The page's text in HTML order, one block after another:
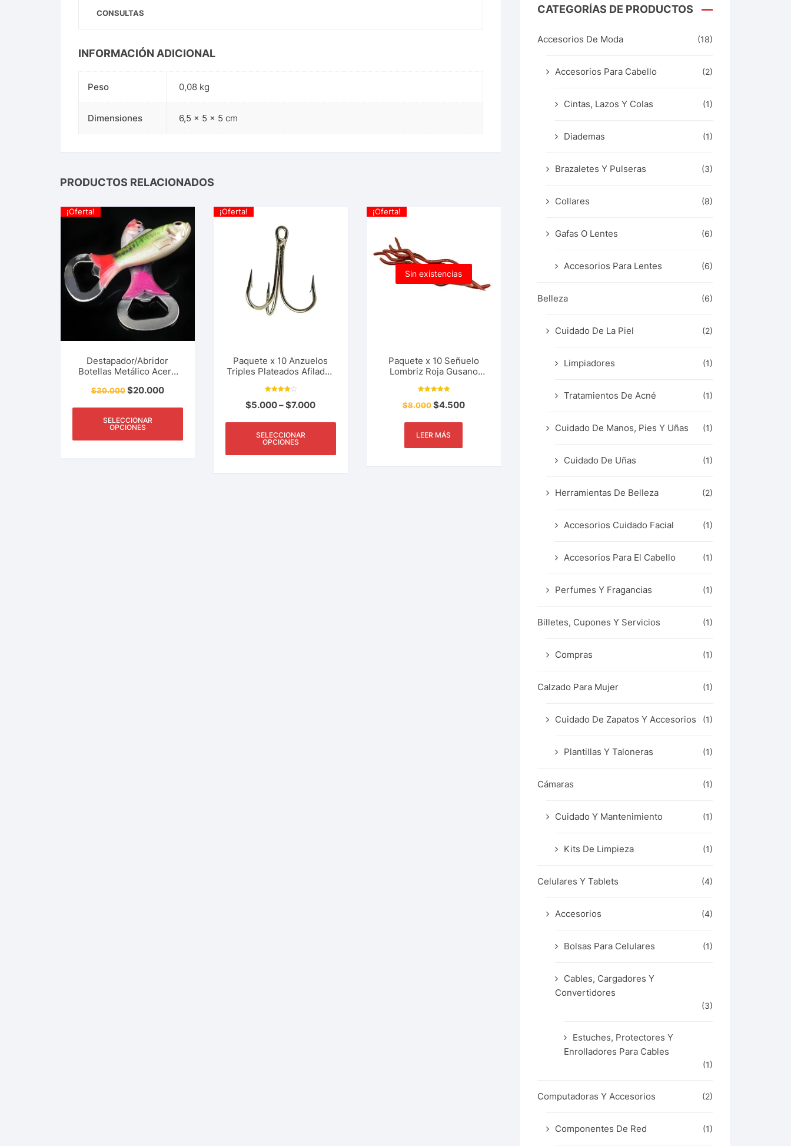
CONSULTAS
INFORMACIÓN ADICIONAL
Peso 0,08 kg
Dimensiones 6,5 × 5 × 5 cm
PRODUCTOS RELACIONADOS
¡Oferta!
Destapador/Abridor
Botellas Metálico Acero
Forma Pez Cocina,
$30.000$20.000
SELECCIONAR
OPCIONES
¡Oferta!
Paquete x 10 Anzuelos
Triples Plateados Afilados
Lago, Mar.
con
4.00
$5.000–$7.000
SELECCIONAR
OPCIONES
Sin existencias
¡Oferta!
Paquete x 10 Señuelo
Lombriz Roja Gusano
Blando 0.4 gr, 80 mm
Pesca Deportiva
5.00
de 5
$8.000$4.500
LEER MÁS
CATEGORÍAS DE PRODUCTOS
Accesorios De Moda (18)
Accesorios Para Cabello (2)
Cintas, Lazos Y Colas (1)
Diademas (1)
Brazaletes Y Pulseras (3)
Collares (8)
Gafas O Lentes (6)
Accesorios Para Lentes (6)
Belleza (6)
Cuidado De La Piel (2)
Limpiadores (1)
Tratamientos De Acné (1)
Cuidado De Manos, Pies Y Uñas (1)
Cuidado De Uñas (1)
Herramientas De Belleza (2)
Accesorios Cuidado Facial (1)
Accesorios Para El Cabello (1)
Perfumes Y Fragancias (1)
Billetes, Cupones Y Servicios (1)
Compras (1)
Calzado Para Mujer (1)
Cuidado De Zapatos Y Accesorios (1)
Plantillas Y Taloneras (1)
Cámaras (1)
Cuidado Y Mantenimiento (1)
Kits De Limpieza (1)
Celulares Y Tablets (4)
Accesorios (4)
Bolsas Para Celulares (1)
Cables, Cargadores Y
Convertidores
(3)
Estuches, Protectores Y
Enrolladores Para Cables
(1)
Computadoras Y Accesorios (2)
Componentes De Red (1)